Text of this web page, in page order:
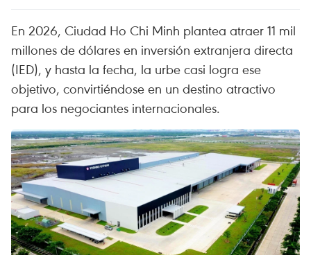
En 2026, Ciudad Ho Chi Minh plantea atraer 11 mil
millones de dólares en inversión extranjera directa
(IED), y hasta la fecha, la urbe casi logra ese
objetivo, convirtiéndose en un destino atractivo
para los negociantes internacionales.